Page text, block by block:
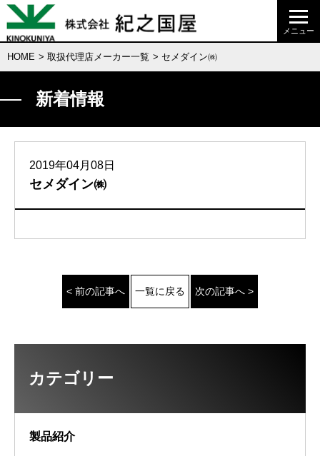
HOME > 取扱代理店メーカー一覧 > セメダイン㈱
新着情報
2019年04月08日
セメダイン㈱
< 前の記事へ 一覧に戻る 次の記事へ >
カテゴリー
製品紹介